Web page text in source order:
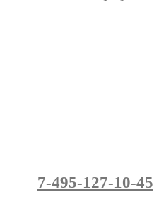
7-495-127-10-45